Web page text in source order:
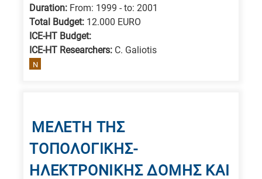
Duration: From: 1999 - to: 2001
Total Budget: 12.000 EURO
ICE-HT Budget:
ICE-HT Researchers: C. Galiotis
N
ΜΕΛΕΤΗ ΤΗΣ
ΤΟΠΟΛΟΓΙΚΗΣ-
ΗΛΕΚΤΡΟΝΙΚΗΣ ΔΟΜΗΣ ΚΑΙ